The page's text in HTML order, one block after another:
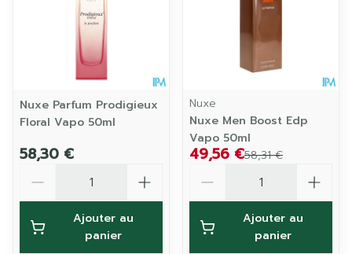
Nuxe Parfum Prodigieux
Floral Vapo 50ml
58,30 €
Ajouter au
panier
Nuxe
Nuxe Men Boost Edp
Vapo 50ml
58,31 €
49,56 €
Ajouter au
panier